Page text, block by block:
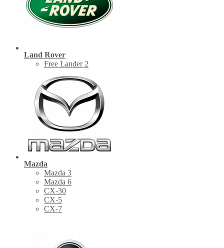
Land Rover
Free Lander 2
Mazda
Mazda 3
Mazda 6
CX-30
СХ-5
CX-7